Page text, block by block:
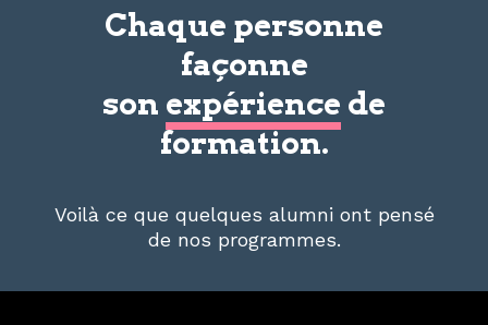
Chaque personne
façonne
son expérience de
formation.
Voilà ce que quelques alumni ont pensé
de nos programmes.